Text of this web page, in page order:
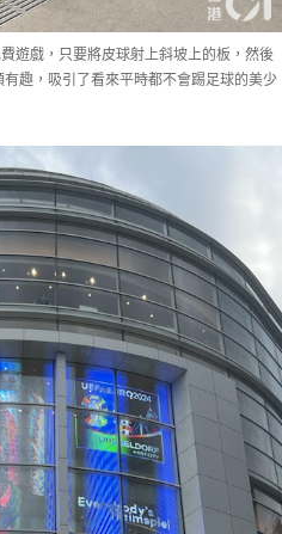
遊戲，只要將皮球射上斜坡上的板，然後
趣，吸引了看來平時都不會踢足球的美少